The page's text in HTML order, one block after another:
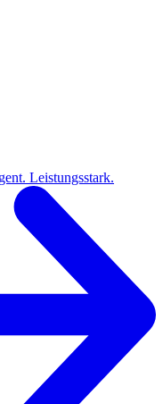
Leistungsstark.